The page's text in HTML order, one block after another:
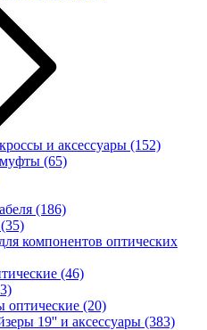
и аксессуары (152)
(65)
(186)
(35)
компонентов оптических
(46)
оптические (20)
19'' и аксессуары (383)